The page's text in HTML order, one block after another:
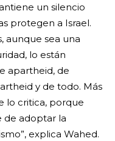
un silencio
protegen a Israel.
aunque sea una
lo están
apartheid, de
y de todo. Más
lo critica, porque
de adoptar la
explica Wahed.